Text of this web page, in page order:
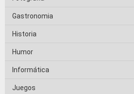
Gastronomia
Historia
Humor
Informática
Juegos